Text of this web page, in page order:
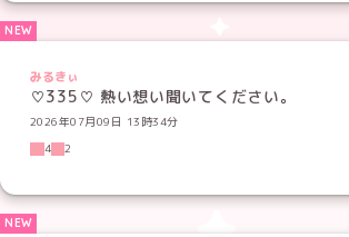
みるきぃ
♡335♡ 熱い想い聞いてください。
2026年07月09日 13時34分
4
2